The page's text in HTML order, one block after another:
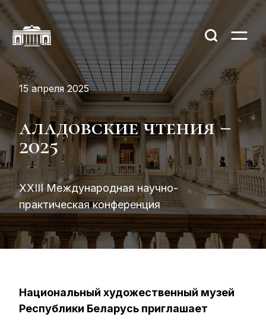
15 апреля 2025
аладовские чтения –
2025
XXІІІ Международная научно-
практическая конференция
Национальный художественный музей
Республики Беларусь приглашает